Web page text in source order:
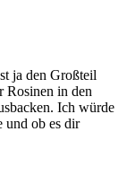
ja den Großteil
Rosinen in den
Ich würde
und ob es dir